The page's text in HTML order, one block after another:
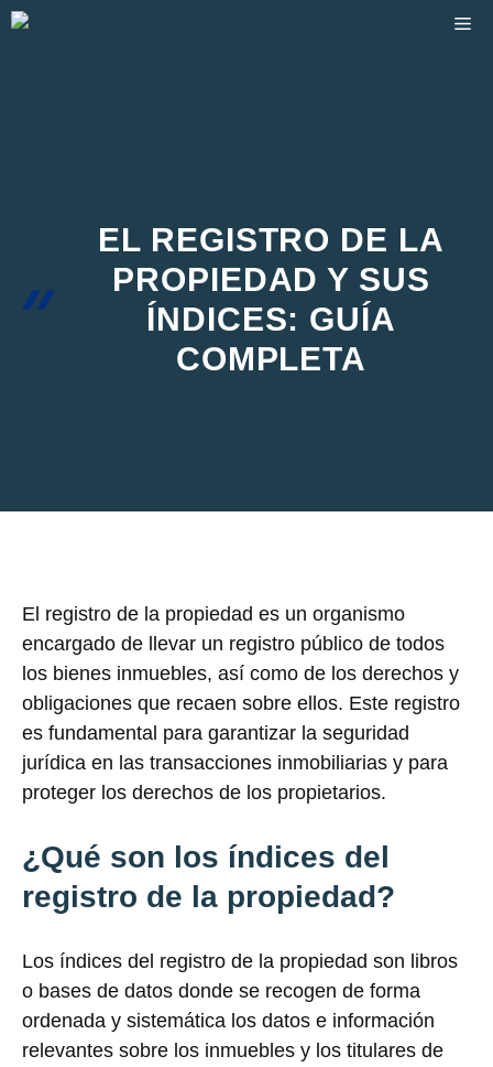
Saltar
EL REGISTRO DE LA
PROPIEDAD Y SUS
ÍNDICES: GUÍA
COMPLETA
El registro de la propiedad es un organismo
encargado de llevar un registro público de todos
los bienes inmuebles, así como de los derechos y
obligaciones que recaen sobre ellos. Este registro
es fundamental para garantizar la seguridad
jurídica en las transacciones inmobiliarias y para
proteger los derechos de los propietarios.
¿Qué son los índices del
registro de la propiedad?
Los índices del registro de la propiedad son libros
o bases de datos donde se recogen de forma
ordenada y sistemática los datos e información
relevantes sobre los inmuebles y los titulares de